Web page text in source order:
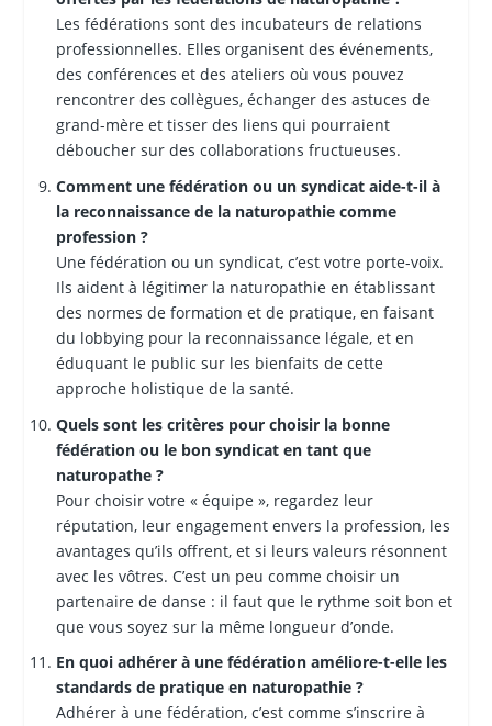
Les fédérations sont des incubateurs de relations
professionnelles. Elles organisent des événements,
des conférences et des ateliers où vous pouvez
rencontrer des collègues, échanger des astuces de
grand-mère et tisser des liens qui pourraient
déboucher sur des collaborations fructueuses.
Comment une fédération ou un syndicat aide-t-il à
la reconnaissance de la naturopathie comme
profession ?
Une fédération ou un syndicat, c’est votre porte-voix.
Ils aident à légitimer la naturopathie en établissant
des normes de formation et de pratique, en faisant
du lobbying pour la reconnaissance légale, et en
éduquant le public sur les bienfaits de cette
approche holistique de la santé.
Quels sont les critères pour choisir la bonne
fédération ou le bon syndicat en tant que
naturopathe ?
Pour choisir votre « équipe », regardez leur
réputation, leur engagement envers la profession, les
avantages qu’ils offrent, et si leurs valeurs résonnent
avec les vôtres. C’est un peu comme choisir un
partenaire de danse : il faut que le rythme soit bon et
que vous soyez sur la même longueur d’onde.
En quoi adhérer à une fédération améliore-t-elle les
standards de pratique en naturopathie ?
Adhérer à une fédération, c’est comme s’inscrire à